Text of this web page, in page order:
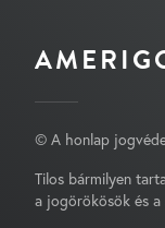
© A honlap
Tilos bármilyen
a jogörökösök és a